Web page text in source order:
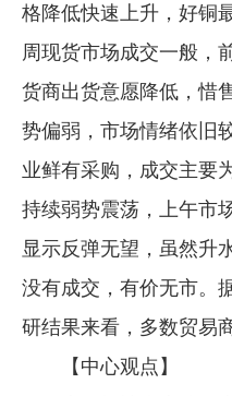
格降低快速上升，好铜
周现货市场成交一般，
货商出货意愿降低，惜
势偏弱，市场情绪依旧
业鲜有采购，成交主要
持续弱势震荡，上午市
显示反弹无望，虽然升
没有成交，有价无市。
研结果来看，多数贸易
【中心观点】